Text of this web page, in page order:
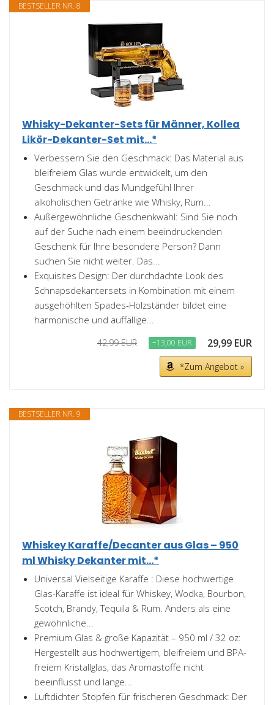
BESTSELLER NR. 8
Whisky-Dekanter-Sets für Männer, Kollea
Likör-Dekanter-Set mit...*
Verbessern Sie den Geschmack: Das Material aus
bleifreiem Glas wurde entwickelt, um den
Geschmack und das Mundgefühl Ihrer
alkoholischen Getränke wie Whisky, Rum...
Außergewöhnliche Geschenkwahl: Sind Sie noch
auf der Suche nach einem beeindruckenden
Geschenk für Ihre besondere Person? Dann
suchen Sie nicht weiter. Das...
Exquisites Design: Der durchdachte Look des
Schnapsdekantersets in Kombination mit einem
ausgehöhlten Spades-Holzständer bildet eine
harmonische und auffällige...
42,99 EUR −13,00 EUR 29,99 EUR
*Zum Angebot »
BESTSELLER NR. 9
Whiskey Karaffe/Decanter aus Glas – 950
ml Whisky Dekanter mit...*
Universal Vielseitige Karaffe : Diese hochwertige
Glas-Karaffe ist ideal für Whiskey, Wodka, Bourbon,
Scotch, Brandy, Tequila & Rum. Anders als eine
gewöhnliche...
Premium Glas & große Kapazität – 950 ml / 32 oz:
Hergestellt aus hochwertigem, bleifreiem und BPA-
freiem Kristallglas, das Aromastoffe nicht
beeinflusst und lange...
Luftdichter Stopfen für frischeren Geschmack: Der